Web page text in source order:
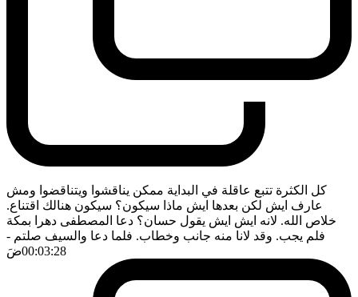
كل الكثرة تتبع عاقلة في البداية ممكن يناقشوا ويتناقضوا ومش
عارف ايش لكن بعدها ايش ماذا سيكون؟ سيكون هنالك اقتناع.
خلاص الله. لانه ايش ايش يقول حسان؟ دعا المصطفى دهرا بمكة
فلم يجب. وقد لانا منه جانب وخطاب. فلما دعا والسيف صلتم -
00:03:28ضَ